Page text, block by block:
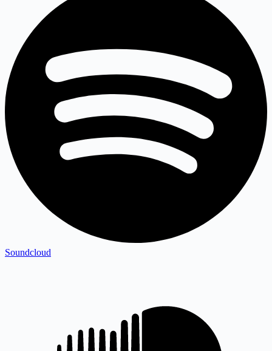
Soundcloud